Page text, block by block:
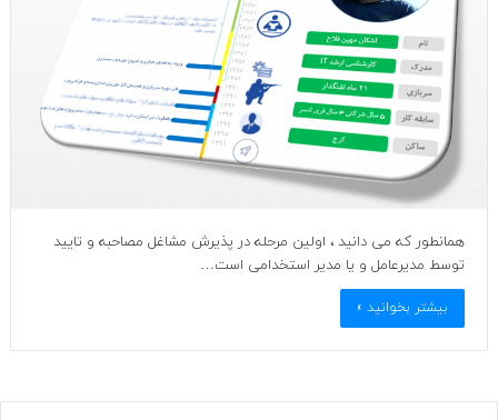
همانطور که می دانید ، اولین مرحله در پذیرش مشاغل مصاحبه و تایید
توسط مدیرعامل و یا مدیر استخدامی است…
بیشتر بخوانید »